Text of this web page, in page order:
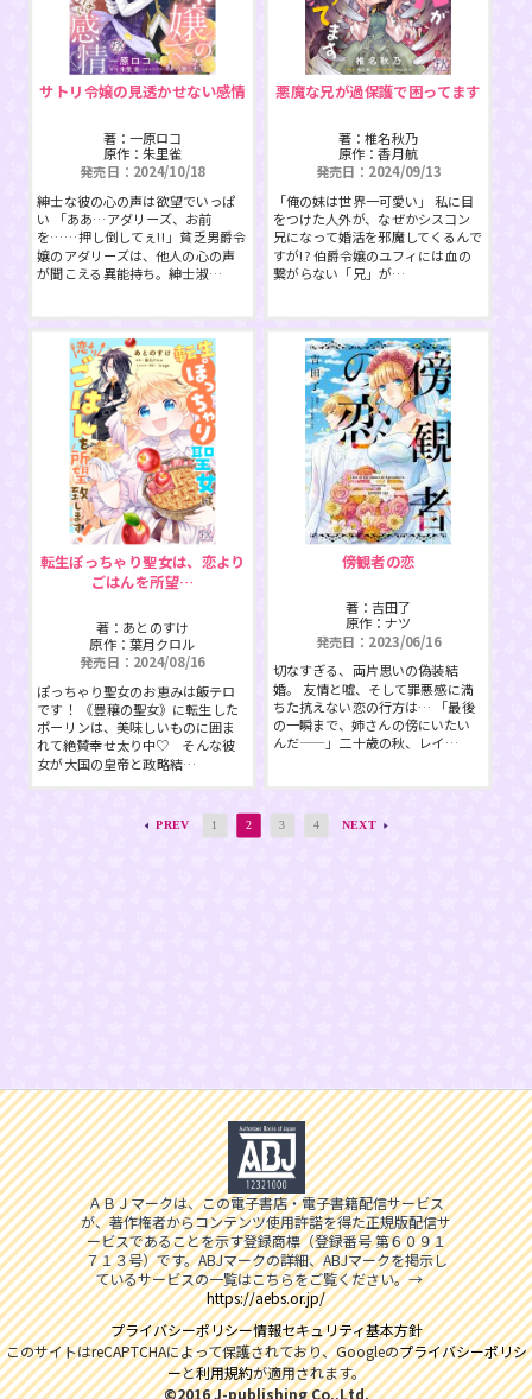
サトリ令嬢の見透かせない感情
著：一原ロコ
原作：朱里雀
発売日：2024/10/18
紳士な彼の心の声は欲望でいっぱ
い 「ああ…アダリーズ、お前
を……押し倒してぇ!!」貧乏男爵令
嬢のアダリーズは、他人の心の声
が聞こえる異能持ち。紳士淑…
悪魔な兄が過保護で困ってます
著：椎名秋乃
原作：香月航
発売日：2024/09/13
「俺の妹は世界一可愛い」 私に目
をつけた人外が、なぜかシスコン
兄になって婚活を邪魔してくるんで
すが!? 伯爵令嬢のユフィには血の
繋がらない「兄」が…
転生ぽっちゃり聖女は、恋より
ごはんを所望…
著：あとのすけ
原作：葉月クロル
発売日：2024/08/16
ぽっちゃり聖女のお恵みは飯テロ
です！ 《豊穣の聖女》に転生した
ポーリンは、美味しいものに囲ま
れて絶賛幸せ太り中♡ そんな彼
女が大国の皇帝と政略結…
傍観者の恋
著：吉田了
原作：ナツ
発売日：2023/06/16
切なすぎる、両片思いの偽装結
婚。 友情と嘘、そして罪悪感に満
ちた抗えない恋の行方は… 「最後
の一瞬まで、姉さんの傍にいたい
んだ——」二十歳の秋、レイ…
PREV 1 2 3 4 NEXT
ＡＢＪマークは、この電子書店・電子書籍配信サービス
が、著作権者からコンテンツ使用許諾を得た正規版配信サ
ービスであることを示す登録商標（登録番号 第６０９１
７１３号）です。ABJマークの詳細、ABJマークを掲示し
ているサービスの一覧はこちらをご覧ください。→
https://aebs.or.jp/
プライバシーポリシー情報セキュリティ基本方針
このサイトはreCAPTCHAによって保護されており、Googleのプライバシーポリシ
ーと利用規約が適用されます。
©2016 J-publishing Co.,Ltd.